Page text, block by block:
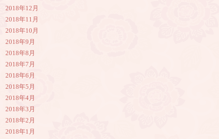
2018年12月
2018年11月
2018年10月
2018年9月
2018年8月
2018年7月
2018年6月
2018年5月
2018年4月
2018年3月
2018年2月
2018年1月